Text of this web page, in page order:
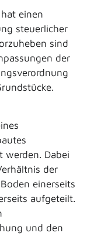
einen
steuerlicher
sind
der
werden. Dabei
der
einerseits
aufgeteilt.
und den